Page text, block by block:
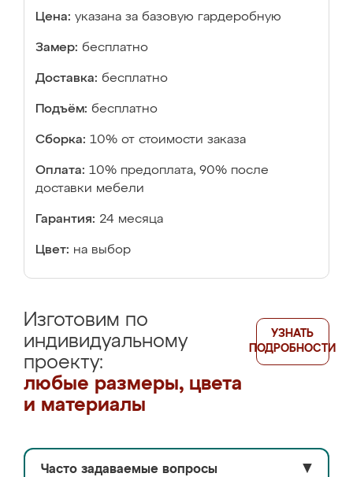
Цена: указана за базовую гардеробную
Замер: бесплатно
Доставка: бесплатно
Подъём: бесплатно
Сборка: 10% от стоимости заказа
Оплата: 10% предоплата, 90% после
доставки мебели
Гарантия: 24 месяца
Цвет: на выбор
Изготовим по
индивидуальному
проекту:
любые размеры, цвета
и материалы
УЗНАТЬ
ПОДРОБНОСТИ
Часто задаваемые вопросы ▼